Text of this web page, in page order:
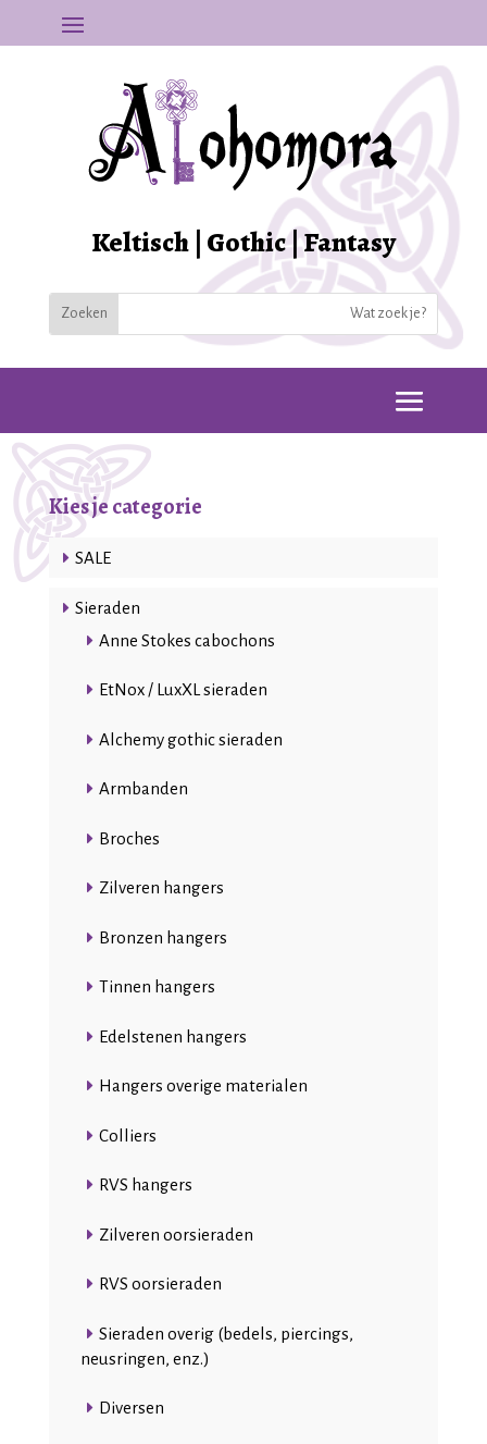
Keltisch | Gothic | Fantasy
Kies je categorie
SALE
Sieraden
Anne Stokes cabochons
EtNox / LuxXL sieraden
Alchemy gothic sieraden
Armbanden
Broches
Zilveren hangers
Bronzen hangers
Tinnen hangers
Edelstenen hangers
Hangers overige materialen
Colliers
RVS hangers
Zilveren oorsieraden
RVS oorsieraden
Sieraden overig (bedels, piercings,
neusringen, enz.)
Diversen